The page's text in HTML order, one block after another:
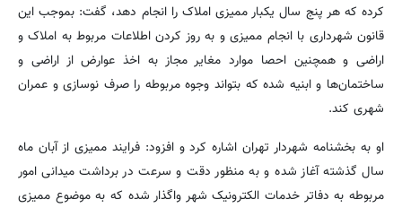
کرده که هر پنج سال یکبار ممیزی املاک را انجام دهد، گفت: بموجب این
قانون شهرداری با انجام ممیزی و به روز کردن اطلاعات مربوط به املاک و
اراضی و همچنین احصا موارد مغایر مجاز به اخذ عوارض از اراضی و
ساختمان‌ها و ابنیه شده که بتواند وجوه مربوطه را صرف نوسازی و عمران
شهری کند.
او به بخشنامه شهردار تهران اشاره کرد و افزود: فرایند ممیزی از آبان ماه
سال گذشته آغاز شده و به منظور دقت و سرعت در برداشت میدانی امور
مربوطه به دفاتر خدمات الکترونیک شهر واگذار شده که به موضوع ممیزی